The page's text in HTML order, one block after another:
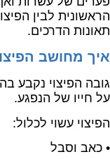
הראשונית לבין
תאונות הדרכים.
איך מחושב
גובה הפיצוי נקבע
על חייו של הנפגע.
הפיצוי עשוי לכלול:
• כאב וסבל